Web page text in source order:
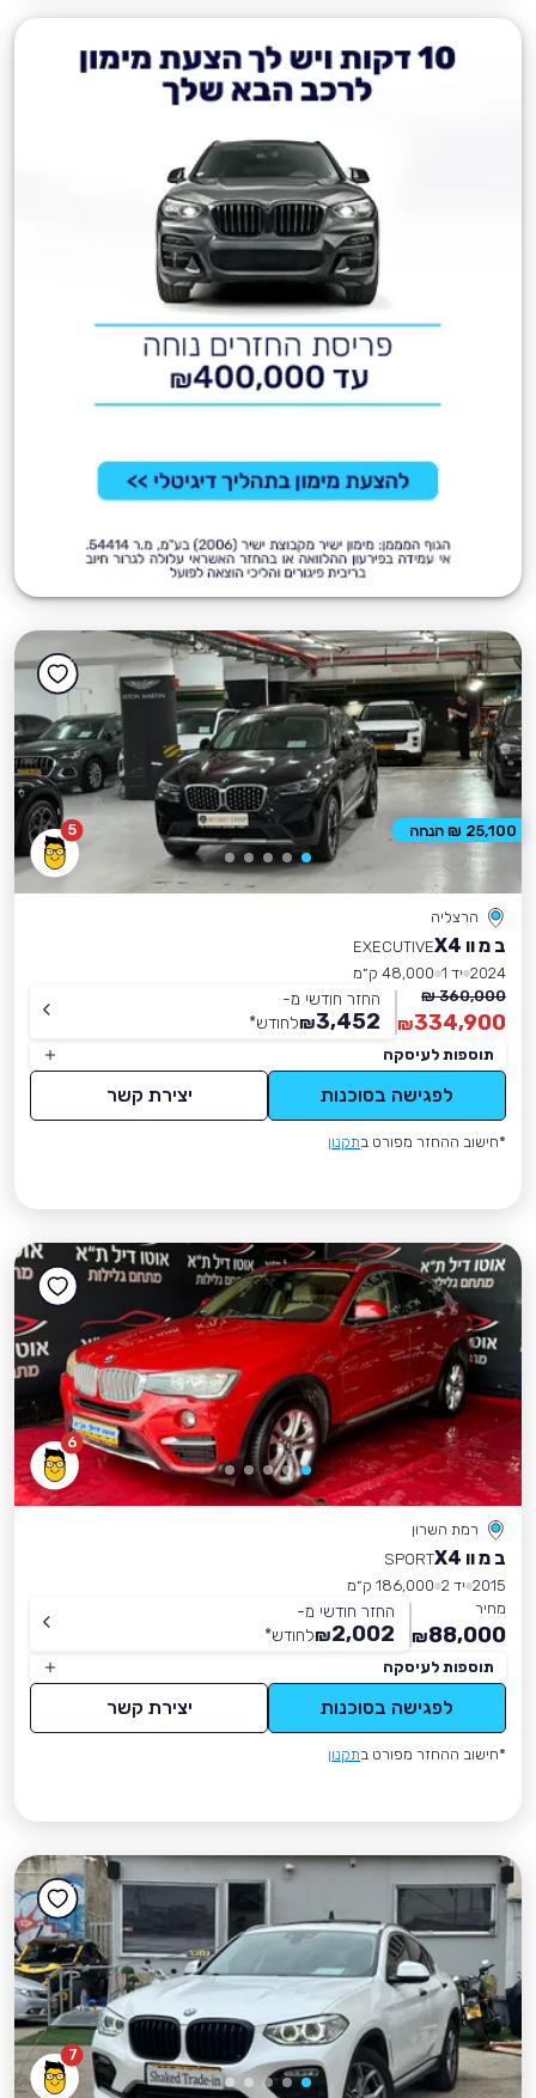
5
הרצליה
ב מ וו X4
EXECUTIVE
2024 יד 1
48,000 ק״מ
360,000 ₪
334,900
₪
החזר חודשי מ-
3,452
₪לחודש*
תוספות לעיסקה
לפגישה בסוכנות יצירת קשר
*חישוב ההחזר מפורט בתקנון
25,100 ₪ הנחה
6
רמת השרון
ב מ וו X4
SPORT
2015 יד 2
186,000 ק״מ
מחיר
88,000
₪
החזר חודשי מ-
2,002
₪לחודש*
תוספות לעיסקה
לפגישה בסוכנות יצירת קשר
*חישוב ההחזר מפורט בתקנון
7